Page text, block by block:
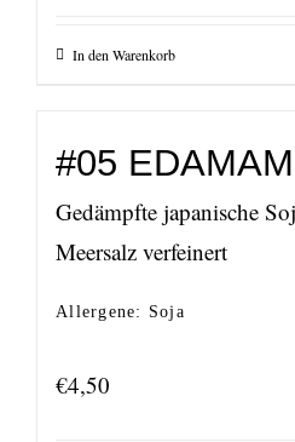
In den Warenkorb
#05
Gedämpfte japanische
Meersalz verfeinert
Allergene: Soja
€4,50